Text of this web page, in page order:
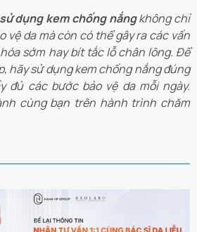
dụng kem chống nắngkhông chỉ
vệ da mà còn có thể gây ra các vấn
sớm hay bít tắc lỗ chân lông. Để
hãy sử dụng kem chống nắng đúng
đủ các bước bảo vệ da mỗi ngày.
cùng bạn trên hành trình chăm